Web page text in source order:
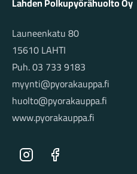
Launeenkatu 80
15610 LAHTI
Puh. 03 733 9183
myynti@pyorakauppa.fi
huolto@pyorakauppa.fi
www.pyorakauppa.fi
Instagram Facebook